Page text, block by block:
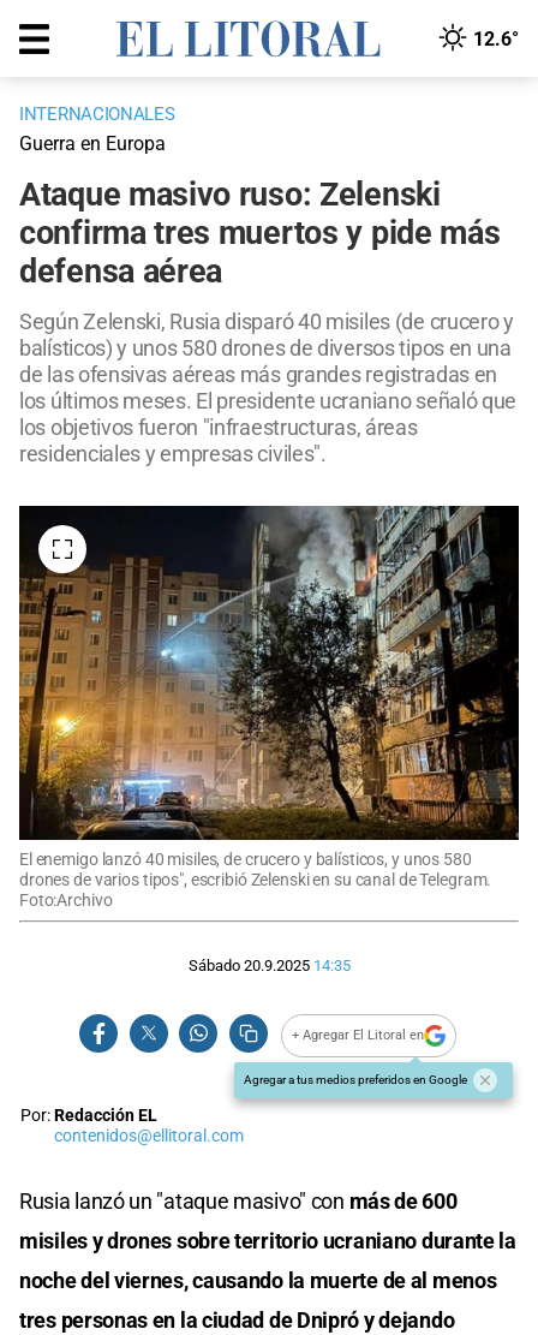
12.6°
INTERNACIONALES
Guerra en Europa
Ataque masivo ruso: Zelenski
confirma tres muertos y pide más
defensa aérea
Según Zelenski, Rusia disparó 40 misiles (de crucero y
balísticos) y unos 580 drones de diversos tipos en una
de las ofensivas aéreas más grandes registradas en
los últimos meses. El presidente ucraniano señaló que
los objetivos fueron "infraestructuras, áreas
residenciales y empresas civiles".
El enemigo lanzó 40 misiles, de crucero y balísticos, y unos 580
drones de varios tipos", escribió Zelenski en su canal de Telegram.
Foto:Archivo
Sábado 20.9.2025 14:35
+ Agregar El Litoral en
Agregar a tus medios preferidos en Google
Por:Redacción EL
contenidos@ellitoral.com
Rusia lanzó un "ataque masivo" con más de 600
misiles y drones sobre territorio ucraniano durante la
noche del viernes, causando la muerte de al menos
tres personas en la ciudad de Dnipró y dejando